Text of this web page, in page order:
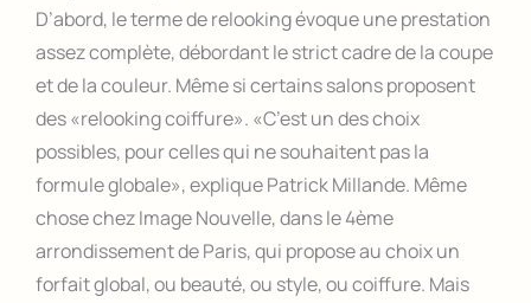
D’abord, le terme de relooking évoque une prestation
assez complète, débordant le strict cadre de la coupe
et de la couleur. Même si certains salons proposent
des «relooking coiffure». «C’est un des choix
possibles, pour celles qui ne souhaitent pas la
formule globale», explique Patrick Millande. Même
chose chez Image Nouvelle, dans le 4ème
arrondissement de Paris, qui propose au choix un
forfait global, ou beauté, ou style, ou coiffure. Mais